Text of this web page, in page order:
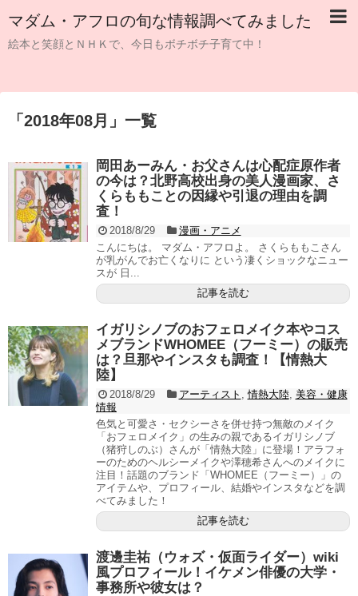
マダム・アフロの旬な情報調べてみました
絵本と笑顔とＮＨＫで、今日もボチボチ子育て中！
「 2018年08月 」 一覧
岡田あーみん・お父さんは心配症原作者
の今は？北野高校出身の美人漫画家、さ
くらももことの因縁や引退の理由を調
査！
2018/8/29
漫画・アニメ
こんにちは。 マダム・アフロよ。 さくらももこさん
が乳がんでお亡くなりに という凄くショックなニュー
スが 日...
記事を読む
イガリシノブのおフェロメイク本やコス
メブランドWHOMEE（フーミー）の販売
は？旦那やインスタも調査！【情熱大
陸】
2018/8/29 アーティスト ,情熱大陸, 美容・健康
情報
色気と可愛さ・セクシーさを併せ持つ無敵のメイク
「おフェロメイク」の生みの親であるイガリシノブ
（猪狩しのぶ）さんが「情熱大陸」に登場！アラフォ
ーのためのヘルシーメイクや澤穂希さんへのメイクに
注目！話題のブランド「WHOMEE（フーミー）」の
アイテムや、プロフィール、結婚やインスタなどを調
べてみました！
記事を読む
渡邊圭祐（ウォズ・仮面ライダー）wiki
風プロフィール！イケメン俳優の大学・
事務所や彼女は？